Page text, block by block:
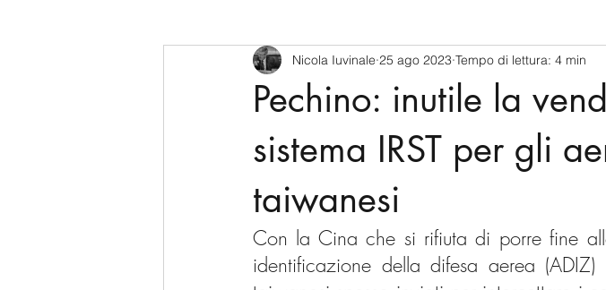
CyberSecurity Information Tecnology America-Latina e
Nuova Zelanda Giappone
Australia Germania
Polo Nord
Pechino: inutile la
sistema IRST per gli
taiwanesi
Nicola Iuvinale 25 ago 2023 Tempo di lettura: 4 min
Con la Cina che si rifiuta di porre fine
identificazione della difesa aerea